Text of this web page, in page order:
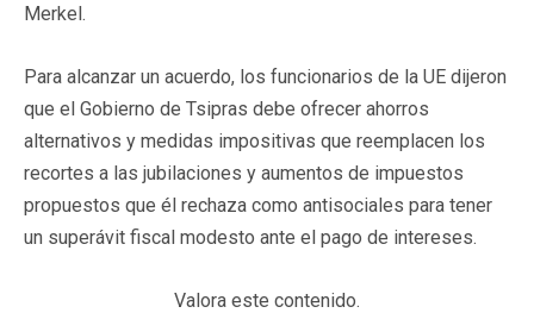
Merkel.
Para alcanzar un acuerdo, los funcionarios de la UE dijeron
que el Gobierno de Tsipras debe ofrecer ahorros
alternativos y medidas impositivas que reemplacen los
recortes a las jubilaciones y aumentos de impuestos
propuestos que él rechaza como antisociales para tener
un superávit fiscal modesto ante el pago de intereses.
Valora este contenido.